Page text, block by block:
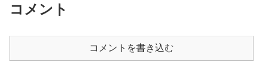
MMD...
コメント
コメントを書き込む